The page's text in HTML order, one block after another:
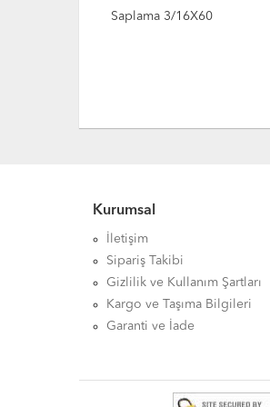
Saplama 3/16X50
Kurumsal
İletişim
Sipariş Takibi
Gizlilik ve Kullanım Şartları
Kargo ve Taşıma Bilgileri
Garanti ve İade